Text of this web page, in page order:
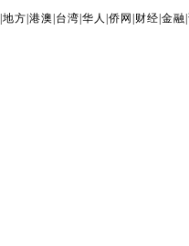
|地方 |港澳 台湾 |华人 |侨网 财经 |金融 |